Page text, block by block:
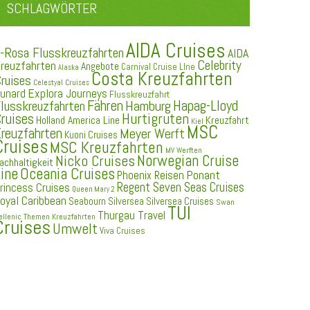
SCHLAGWÖRTER
Rosa FlusskreuzfahrtenAIDA Cruises AIDA
Alaska Angebote Carnival Cruise LIne Celebrity
Celestyal Cruises Costa Kreuzfahrten
Explora Journeys Flusskreuzfahrt
FährenHamburgHapag-Lloyd
Holland America Line Hurtigruten Kiel Kreuzfahrt
Kuoni Cruises Meyer WerftMSC
MSC Kreuzfahrten MV Werften
Nicko CruisesNorwegian Cruise
Oceania Cruises Phoenix Reisen Ponant
Cruises Queen Mary 2 Regent Seven Seas Cruises
Caribbean Seabourn Silversea Silversea Cruises Swan
Themen Kreuzfahrten Thurgau Travel TUI
Umwelt Viva Cruises